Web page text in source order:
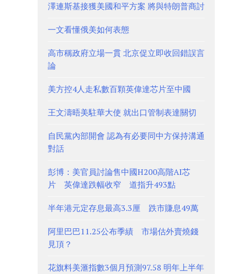
澤連斯基接獲美國和平方案 將與特朗普商討
一文看懂俄美如何表態
高市稱政府立場一貫 北京促立即收回錯誤言
論
美方控4人走私數百顆英偉達芯片至中國
王文濤晤美駐華大使 就出口管制表達關切
自民黨內部開會 認為有必要同中方保持溝通
對話
彭博：美官員討論售中國H200高階AI芯
片 英偉達跌幅收窄 道指升493點
半年港元定存息最高3.3厘 跌市賺息49萬
阿里巴巴11.25公布季績 市場估外賣燒錢
見頂？
花旗料美滙指數3個月預測97.58 明年上半年